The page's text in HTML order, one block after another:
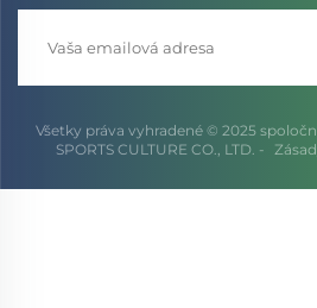
Všetky práva vyhradené © 2025
SPORTS CULTURE CO., LTD. -